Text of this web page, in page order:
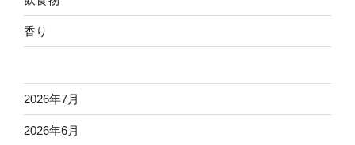
香り
2026年7月
2026年6月